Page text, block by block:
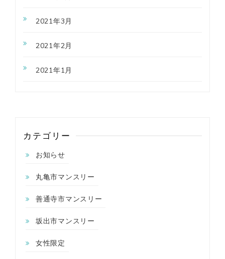
2021年3月
2021年2月
2021年1月
カテゴリー
お知らせ
丸亀市マンスリー
善通寺市マンスリー
坂出市マンスリー
女性限定